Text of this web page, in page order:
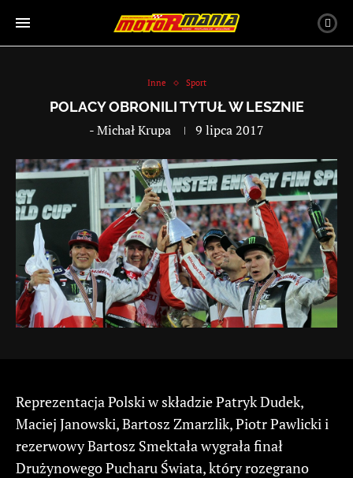
Inne Sport
POLACY OBRONILI TYTUŁ W LESZNIE
-Michał Krupa 9 lipca 2017
Reprezentacja Polski w składzie Patryk Dudek,
Maciej Janowski, Bartosz Zmarzlik, Piotr Pawlicki i
rezerwowy Bartosz Smektała wygrała finał
Drużynowego Pucharu Świata, który rozegrano